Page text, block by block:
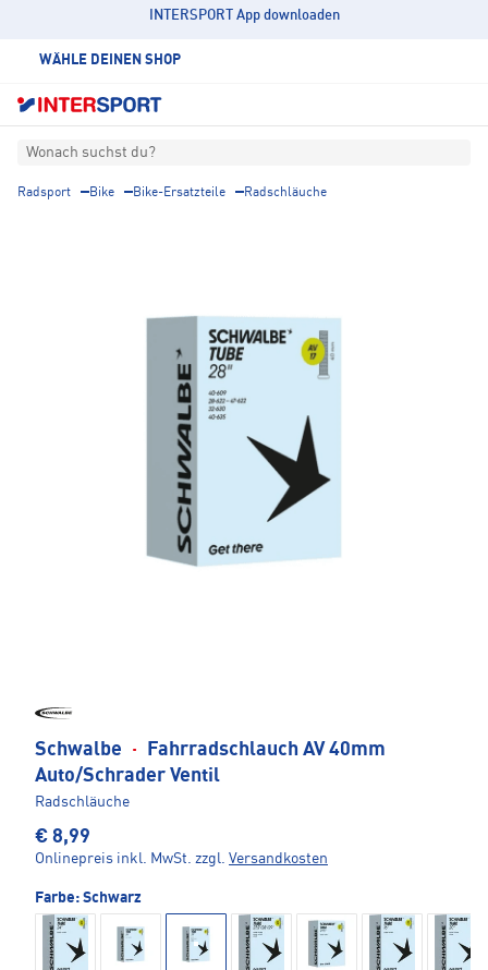
INTERSPORT App downloaden
WÄHLE DEINEN SHOP
Wonach suchst du?
Radsport Bike Bike-Ersatzteile Radschläuche
Schwalbe ·
Fahrradschlauch AV 40mm
Auto/Schrader Ventil
Radschläuche
€ 8,99
Onlinepreis inkl. MwSt. zzgl. Versandkosten
Farbe: Schwarz